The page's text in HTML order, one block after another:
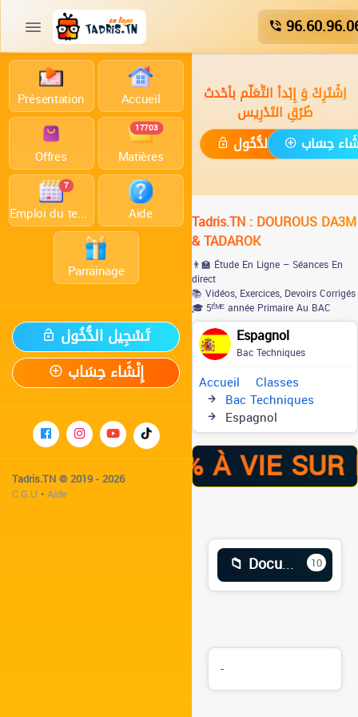
Présentation Accueil
Offres Matières
17703
Emploi du temps
7
Aide
Parrainage
تَسْجِيل الدُّخُول
إِنْشَاء حِسَاب
Tadris.TN © 2019 - 2026
C.G.U •Aide
اِشْتَرِكْ وَ إِبْدأ التَّعَلُّم بأحْدث
طُرُقِ التَدْرِيس
تَسْجِيل الدُّخُولحِسَاب
Tadris.TN : DOUROUS DA3M
& TADAROK
👨‍🏫 Étude En Ligne – Séances En
direct
📚 Vidéos, Exercices, Devoirs Corrigés
🎓 5ᴱ̀ᴹᴱ année Primaire Au BAC
Espagnol
Bac Techniques
Accueil Classes
Bac Techniques
Espagnol
-41% À VIE
10
📁 Documents
-